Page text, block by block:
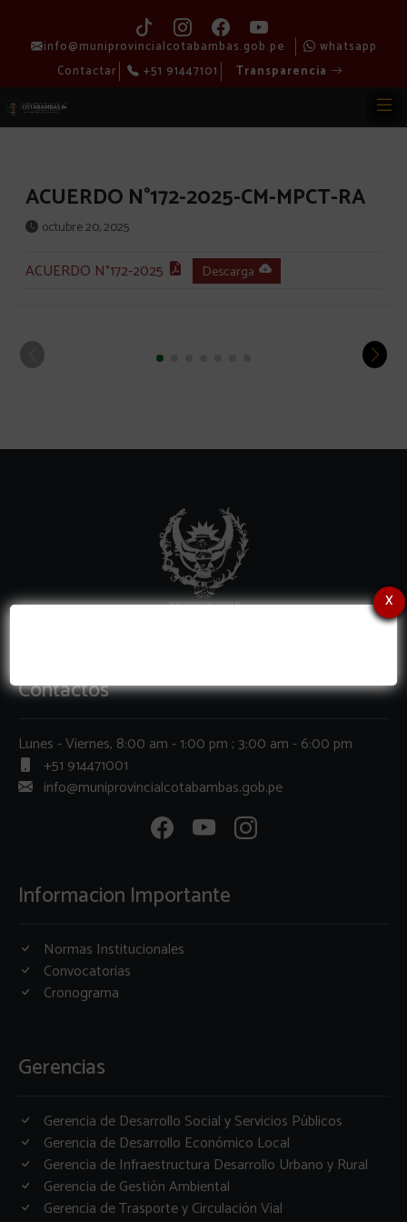
info@muniprovincialcotabambas.gob.pe
whatsapp
Contactar
+51 91447101 Transparencia
ACUERDO N°172-2025-CM-MPCT-RA
octubre 20, 2025
ACUERDO N°172-2025 Descarga
x
Contactos
Lunes - Viernes, 8:00 am - 1:00 pm ; 3:00 am - 6:00 pm
+51 914471001
info@muniprovincialcotabambas.gob.pe
Informacion Importante
Normas Institucionales
Convocatorias
Cronograma
Gerencias
Gerencia de Desarrollo Social y Servicios Públicos
Gerencia de Desarrollo Económico Local
Gerencia de Infraestructura Desarrollo Urbano y Rural
Gerencia de Gestión Ambiental
Gerencia de Trasporte y Circulación Vial